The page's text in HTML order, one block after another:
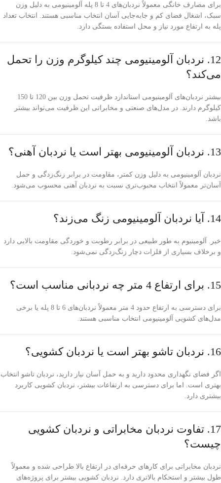
برای مصارف خانگی معمولاً نردبان‌های 4 تا 8 پله آلومینیومی به دلیل وزن
سبک، اشغال فضای کم و جابه‌جایی آسان انتخاب مناسبی هستند. انتخاب تعداد
پله به ارتفاع مورد نیاز و محل استفاده بستگی دارد.
12. نردبان آلومینیومی چند کیلوگرم وزن را تحمل
می‌کند؟
بیشتر نردبان‌های آلومینیومی استاندارد ظرفیت تحمل وزن بین 120 تا 150
کیلوگرم دارند. در مدل‌های صنعتی و مخابراتی این ظرفیت می‌تواند بیشتر
باشد.
13. نردبان آلومینیومی بهتر است یا نردبان آهنی؟
نردبان آلومینیومی به دلیل وزن کمتر، مقاومت در برابر زنگ‌زدگی و حمل
آسان‌تر معمولاً انتخاب محبوب‌تری نسبت به نردبان آهنی محسوب می‌شود.
14. آیا نردبان آلومینیومی زنگ می‌زند؟
خیر. آلومینیوم به طور طبیعی در برابر رطوبت و خوردگی مقاومت بالایی دارد
و برخلاف بسیاری از فلزات دچار زنگ‌زدگی نمی‌شود.
15. برای ارتفاع 4 متر چه نردبانی مناسب است؟
برای دسترسی به ارتفاع حدود 4 متر معمولاً نردبان‌های 6 تا 8 پله یا برخی
مدل‌های کشویی آلومینیومی انتخاب مناسبی هستند.
16. نردبان تاشو بهتر است یا نردبان کشویی؟
اگر فضای نگهداری محدود دارید و به حمل آسان نیاز دارید، نردبان تاشو انتخاب
بهتری است. اما برای دسترسی به ارتفاعات بیشتر، نردبان کشویی کاربرد
بیشتری دارد.
17. تفاوت نردبان مخابراتی و نردبان کشویی
چیست؟
نردبان مخابراتی برای کارهای حرفه‌ای در ارتفاع بالا طراحی شده و معمولاً
طول بیشتر و استحکام بالاتری دارد. نردبان کشویی بیشتر برای پروژه‌های